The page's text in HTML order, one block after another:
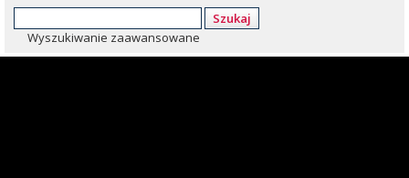
Szukaj
Wyszukiwanie zaawansowane